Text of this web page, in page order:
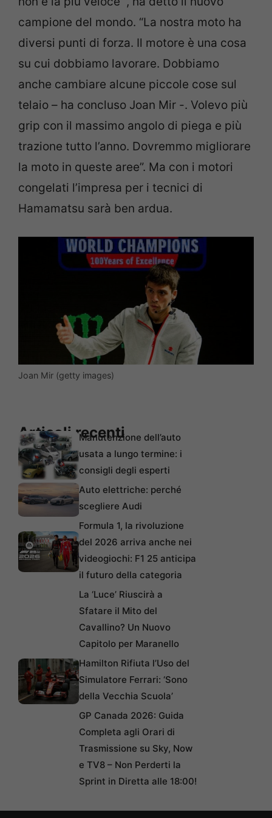
campione del mondo. “La nostra moto ha
diversi punti di forza. Il motore è una cosa
su cui dobbiamo lavorare. Dobbiamo
anche cambiare alcune piccole cose sul
telaio – ha concluso Joan Mir -. Volevo più
grip con il massimo angolo di piega e più
trazione tutto l’anno. Dovremmo migliorare
la moto in queste aree”. Ma con i motori
congelati l’impresa per i tecnici di
Hamamatsu sarà ben ardua.
Joan Mir (getty images)
Articoli recentiManutenzione dell’auto
usata a lungo termine: i
consigli degli esperti
Auto elettriche: perché
scegliere Audi
Formula 1, la rivoluzione
del 2026 arriva anche nei
videogiochi: F1 25 anticipa
il futuro della categoria
La ‘Luce’ Riuscirà a
Sfatare il Mito del
Cavallino? Un Nuovo
Capitolo per Maranello
Hamilton Rifiuta l’Uso del
Simulatore Ferrari: ‘Sono
della Vecchia Scuola’
GP Canada 2026: Guida
Completa agli Orari di
Trasmissione su Sky, Now
e TV8 – Non Perderti la
Sprint in Diretta alle 18:00!